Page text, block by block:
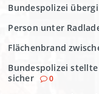
Bundespolizei
Person unter
Flächenbrand
Bundespolizei
sicher
0